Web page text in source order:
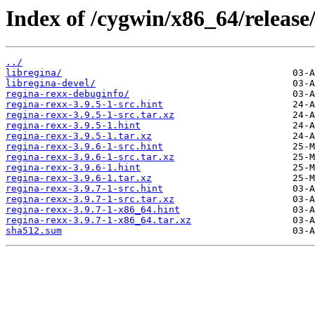
Index of /cygwin/x86_64/
../
libregina/
libregina-devel/
regina-rexx-debuginfo/
regina-rexx-3.9.5-1-src.hint
regina-rexx-3.9.5-1-src.tar.xz
regina-rexx-3.9.5-1.hint
regina-rexx-3.9.5-1.tar.xz
regina-rexx-3.9.6-1-src.hint
regina-rexx-3.9.6-1-src.tar.xz
regina-rexx-3.9.6-1.hint
regina-rexx-3.9.6-1.tar.xz
regina-rexx-3.9.7-1-src.hint
regina-rexx-3.9.7-1-src.tar.xz
regina-rexx-3.9.7-1-x86_64.hint
regina-rexx-3.9.7-1-x86_64.tar.xz
sha512.sum